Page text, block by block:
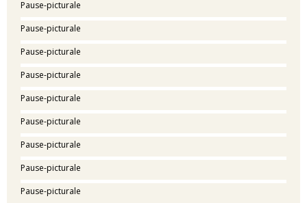
Pause-picturale
Pause-picturale
Pause-picturale
Pause-picturale
Pause-picturale
Pause-picturale
Pause-picturale
Pause-picturale
Pause-picturale